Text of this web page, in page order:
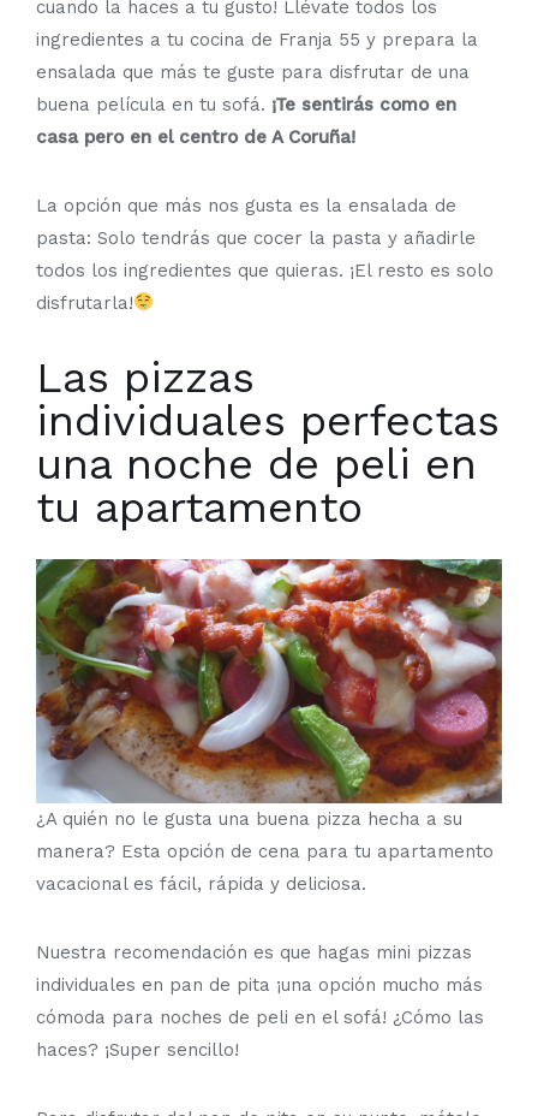
cuando la haces a tu gusto! Llévate todos los
ingredientes a tu cocina de Franja 55 y prepara la
ensalada que más te guste para disfrutar de una
buena película en tu sofá. ¡Te sentirás como en
casa pero en el centro de A Coruña!
La opción que más nos gusta es la ensalada de
pasta: Solo tendrás que cocer la pasta y añadirle
todos los ingredientes que quieras. ¡El resto es solo
disfrutarla!
Las pizzas
individuales perfectas
una noche de peli en
tu apartamento
¿A quién no le gusta una buena pizza hecha a su
manera? Esta opción de cena para tu apartamento
vacacional es fácil, rápida y deliciosa.
Nuestra recomendación es que hagas mini pizzas
individuales en pan de pita ¡una opción mucho más
cómoda para noches de peli en el sofá! ¿Cómo las
haces? ¡Super sencillo!